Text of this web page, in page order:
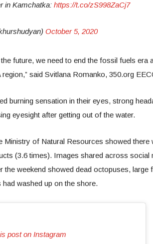
in Kamchatka: https://t.co/zS998ZaCj7
October 5, 2020
future, we need to end the fossil fuels era
said Svitlana Romanko, 350.org
burning sensation in their eyes, strong
eyesight after getting out of the water.
Ministry of Natural Resources showed there
(3.6 times). Images shared across social
the weekend showed dead octopuses, large
washed up on the shore.
post on Instagram